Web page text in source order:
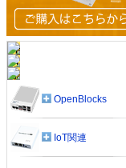
OpenBlocks
IoT関連